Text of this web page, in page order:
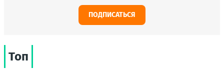
ПОДПИСАТЬСЯ
Топ